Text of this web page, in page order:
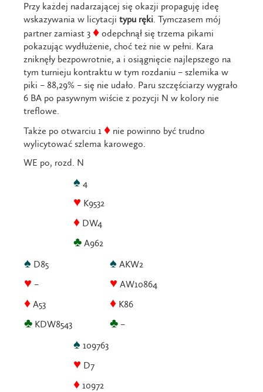
Przy każdej nadarzającej się okazji propaguję ideę
wskazywania w licytacji typu ręki. Tymczasem mój
partner zamiast 3 ♦ odepchnął się trzema pikami
pokazując wydłużenie, choć też nie w pełni. Kara
zniknęły bezpowrotnie, a i osiągnięcie najlepszego na
tym turnieju kontraktu w tym rozdaniu – szlemika w
piki – 88,29% – się nie udało. Paru szczęściarzy wygrało
6 BA po pasywnym wiście z pozycji N w kolory nie
treflowe.
Także po otwarciu 1 ♦ nie powinno być trudno
wylicytować szlema karowego.
WE po, rozd. N
♠ 4
♥ K9532
♦ DW4
♣ A962
♠ D85
♥ –
♦ A53
♣ KDW8543
♠ AKW2
♥ AW10864
♦ K86
♣ –
♠ 109763
♥ D7
♦ 10972